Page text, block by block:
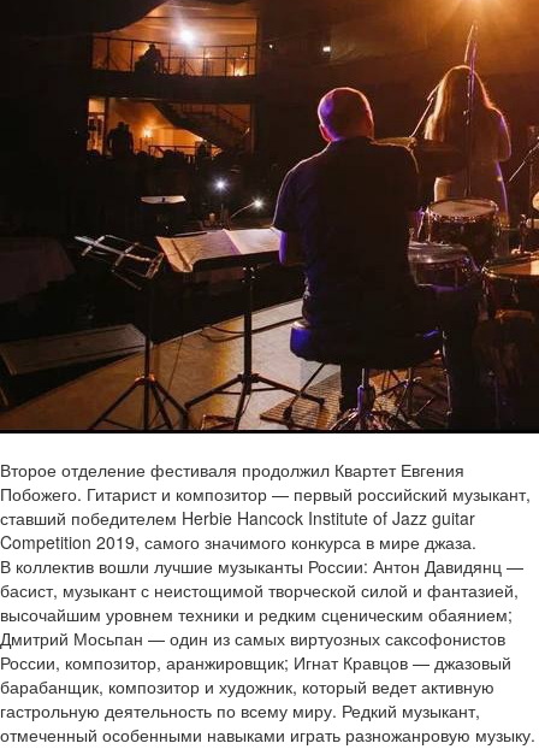
Второе отделение фестиваля продолжил Квартет Евгения
Побожего. Гитарист и композитор — первый российский музыкант,
ставший победителем Herbie Hancock Institute of Jazz guitar
Competition 2019, самого значимого конкурса в мире джаза.
В коллектив вошли лучшие музыканты России: Антон Давидянц —
басист, музыкант с неистощимой творческой силой и фантазией,
высочайшим уровнем техники и редким сценическим обаянием;
Дмитрий Мосьпан — один из самых виртуозных саксофонистов
России, композитор, аранжировщик; Игнат Кравцов — джазовый
барабанщик, композитор и художник, который ведет активную
гастрольную деятельность по всему миру. Редкий музыкант,
отмеченный особенными навыками играть разножанровую музыку.